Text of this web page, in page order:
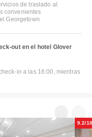
de traslado al
convenientes
Georgetown
out en el hotel Glover
in a las 16:00, mientras
9.2/10